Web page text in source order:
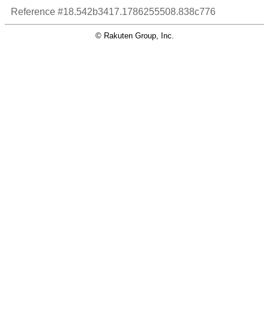
Reference #18.542b3417.1786255508.838c776
© Rakuten Group, Inc.